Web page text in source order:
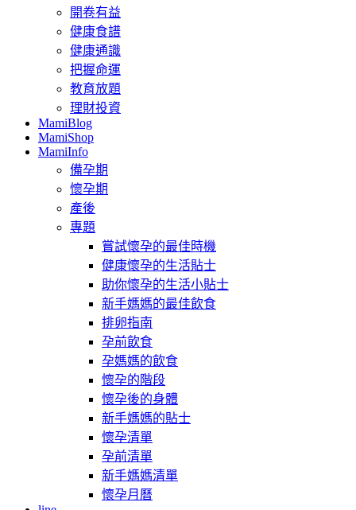
開卷有益
健康食譜
健康通識
把握命運
教育放題
理財投資
MamiBlog
MamiShop
MamiInfo
備孕期
懷孕期
產後
專題
嘗試懷孕的最佳時機
健康懷孕的生活貼士
助你懷孕的生活小貼士
新手媽媽的最佳飲食
排卵指南
孕前飲食
孕媽媽的飲食
懷孕的階段
懷孕後的身體
新手媽媽的貼士
懷孕清單
孕前清單
新手媽媽清單
懷孕月曆